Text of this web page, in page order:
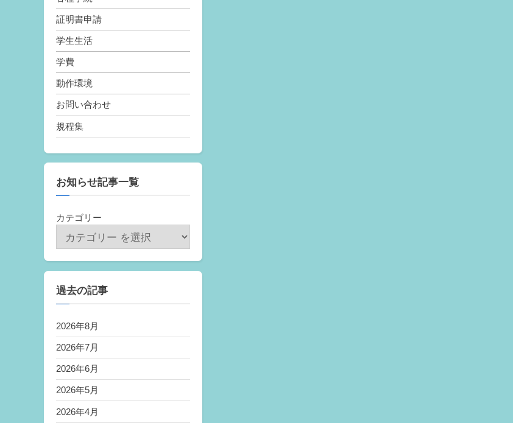
証明書申請
学生生活
学費
動作環境
お問い合わせ
規程集
お知らせ記事一覧
カテゴリー
過去の記事
2026年8月
2026年7月
2026年6月
2026年5月
2026年4月